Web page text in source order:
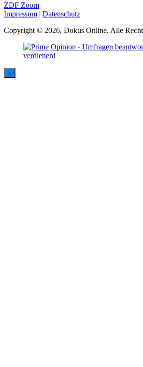
ZDF Zoom
Impressum | Datenschutz
Copyright © 2026, Dokus Online. Alle
×